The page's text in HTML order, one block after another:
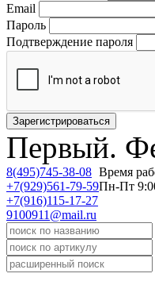
Email
Пароль
Подтверждение пароля
Первый.
8(495)745-38-08
+7(929)561-79-59
+7(916)115-17-27
9100911@mail.ru
Время
Пн-Пт